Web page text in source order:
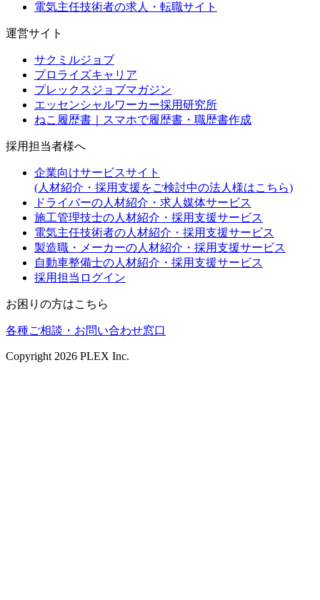
電気主任技術者の求人・転職サイト
運営サイト
サクミルジョブ
プロライズキャリア
プレックスジョブマガジン
エッセンシャルワーカー採用研究所
ねこ履歴書｜スマホで履歴書・職歴書作成
採用担当者様へ
企業向けサービスサイト
(人材紹介・採用支援をご検討中の法人様はこちら)
ドライバーの人材紹介・求人媒体サービス
施工管理技士の人材紹介・採用支援サービス
電気主任技術者の人材紹介・採用支援サービス
製造職・メーカーの人材紹介・採用支援サービス
自動車整備士の人材紹介・採用支援サービス
採用担当ログイン
お困りの方はこちら
各種ご相談・お問い合わせ窓口
Copyright 2026 PLEX Inc.